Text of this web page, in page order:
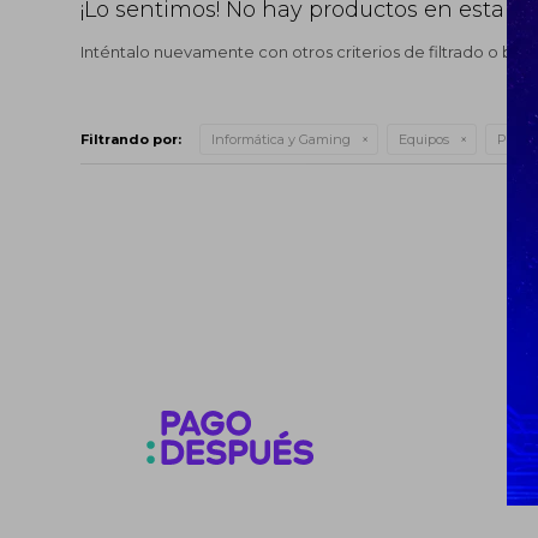
¡Lo sentimos! No hay productos en esta
Inténtalo nuevamente con otros criterios de filtrado o
Filtrando por: Informática y Gaming Equipos